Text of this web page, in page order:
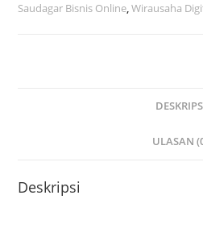
Saudagar Bisnis Online,Wirausaha
ULASAN
Deskripsi